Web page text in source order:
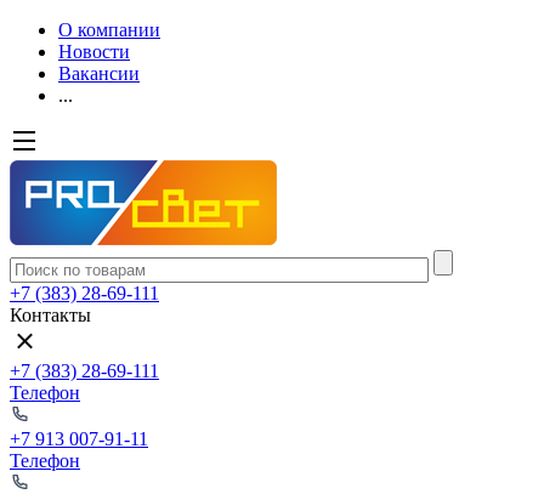
О компании
Новости
Вакансии
...
+7 (383) 28-69-111
Контакты
+7 (383) 28-69-111
Телефон
+7 913 007-91-11
Телефон